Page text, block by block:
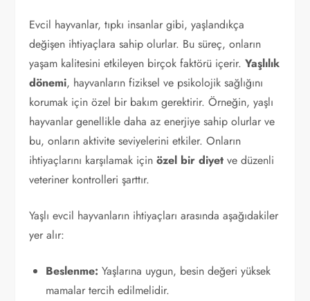
Evcil hayvanlar, tıpkı insanlar gibi, yaşlandıkça
değişen ihtiyaçlara sahip olurlar. Bu süreç, onların
yaşam kalitesini etkileyen birçok faktörü içerir.Yaşlılık
dönemi, hayvanların fiziksel ve psikolojik sağlığını
korumak için özel bir bakım gerektirir. Örneğin, yaşlı
hayvanlar genellikle daha az enerjiye sahip olurlar ve
bu, onların aktivite seviyelerini etkiler. Onların
ihtiyaçlarını karşılamak içinözel bir diyet ve düzenli
veteriner kontrolleri şarttır.
Yaşlı evcil hayvanların ihtiyaçları arasında aşağıdakiler
yer alır:
Beslenme: Yaşlarına uygun, besin değeri yüksek
mamalar tercih edilmelidir.